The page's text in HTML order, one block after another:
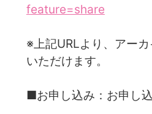
feature=share
※上記URLより、アー
いただけます。
■お申し込み：お申し込